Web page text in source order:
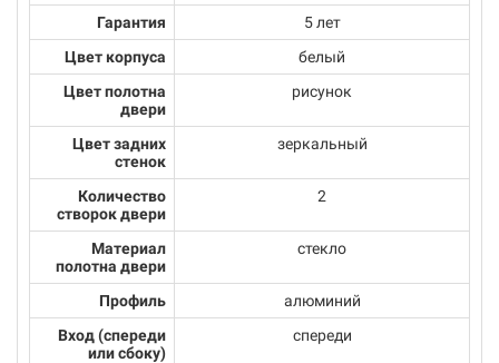
Гарантия
5 лет
Цвет корпуса
белый
Цвет полотна
двери
рисунок
Цвет задних
стенок
зеркальный
Количество
створок двери
2
Материал
полотна двери
стекло
Профиль
алюминий
Вход (спереди
или сбоку)
спереди